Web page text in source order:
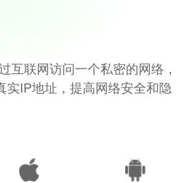
互联网访问一个私密的网络，
实IP地址，提高网络安全和隐